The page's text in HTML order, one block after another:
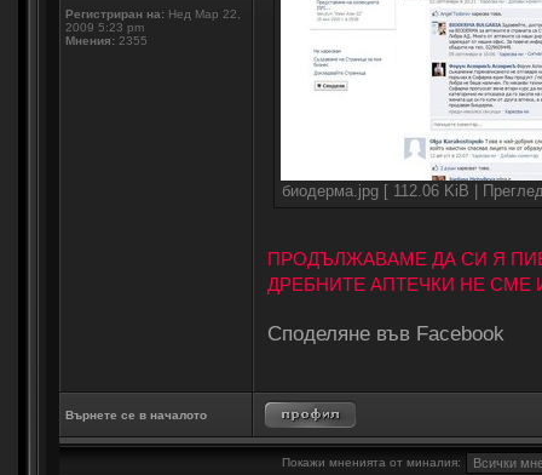
Регистриран на: Нед Мар 22,
2009 5:23 pm
Мнения: 2355
биодерма.jpg [ 112.06 KiB |
ПРОДЪЛЖАВАМЕ ДА СИ Я
ДРЕБНИТЕ АПТЕЧКИ НЕ СМЕ
Споделяне във Facebook
Върнете се в началото
Покажи мненията от миналия: